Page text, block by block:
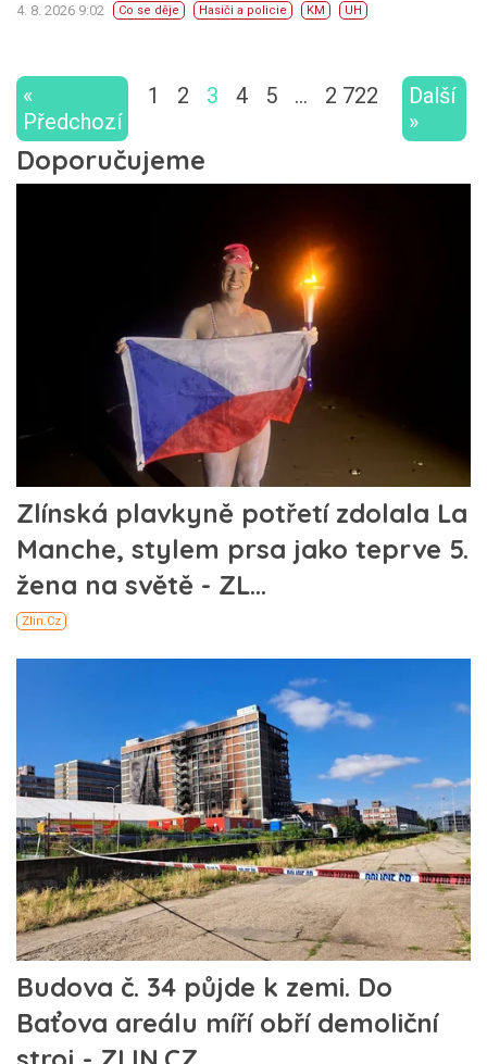
4. 8. 2026 9:02 Co se děje Hasiči a policie KM UH
«
Předchozí
1 2 3 4 5 … 2 722
Další
»